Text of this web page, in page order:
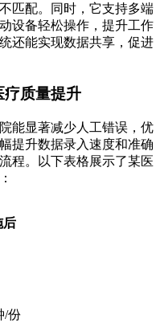
匹配。同时，它支持多端
设备轻松操作，提升工作
还能实现数据共享，促进
疗质量提升
能显著减少人工错误，优
提升数据录入速度和准确
程。以下表格展示了某医
后
/份